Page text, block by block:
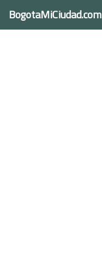
BogotaMiCiudad.com